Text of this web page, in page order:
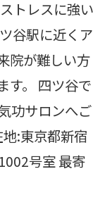
トレスに強い
谷駅に近くア
院が難しい方
す。 四ツ谷で
功サロンへご
:東京都新宿
号室 最寄